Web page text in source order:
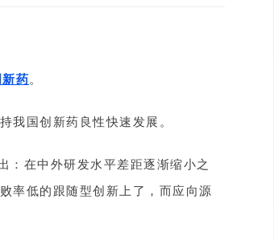
新药。
我国创新药良性快速发展。
：在中外研发水平差距逐渐缩小之
率低的跟随型创新上了，而应向源